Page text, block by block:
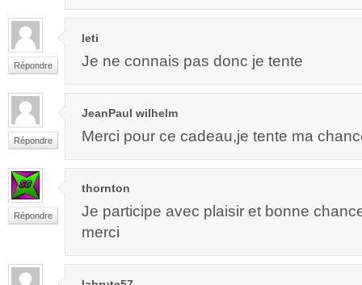
Répondre
leti
Je ne connais pas donc je tente
Répondre
JeanPaul wilhelm
Merci pour ce cadeau,je tente ma
Répondre
thornton
Je participe avec plaisir et bonne
merci